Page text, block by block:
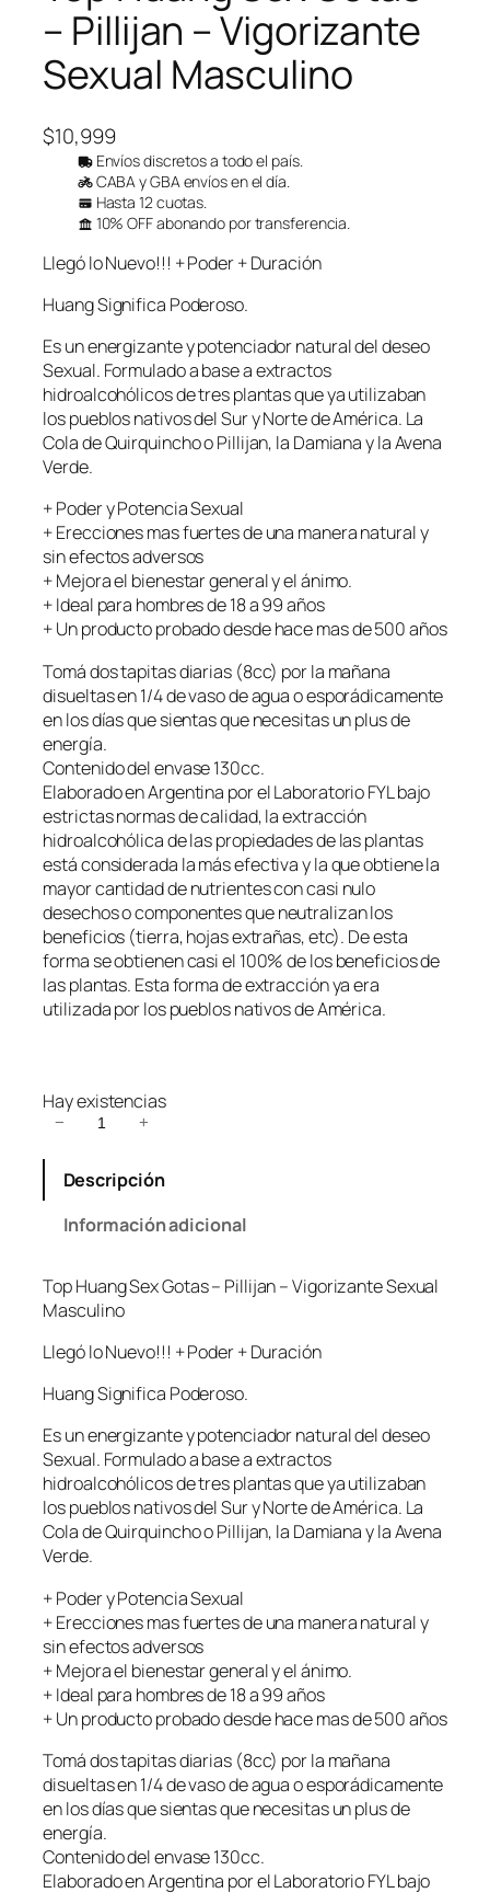
– Pillijan – Vigorizante
Sexual Masculino
$10,999
Envíos discretos a todo el país.
CABA y GBA envíos en el día.
Hasta 12 cuotas.
10% OFF abonando por transferencia.
Llegó lo Nuevo!!! + Poder + Duración
Huang Significa Poderoso.
Es un energizante y potenciador natural del deseo
Sexual. Formulado a base a extractos
hidroalcohólicos de tres plantas que ya utilizaban
los pueblos nativos del Sur y Norte de América. La
Cola de Quirquincho o Pillijan, la Damiana y la Avena
Verde.
+ Poder y Potencia Sexual
+ Erecciones mas fuertes de una manera natural y
sin efectos adversos
+ Mejora el bienestar general y el ánimo.
+ Ideal para hombres de 18 a 99 años
+ Un producto probado desde hace mas de 500 años
Tomá dos tapitas diarias (8cc) por la mañana
disueltas en 1/4 de vaso de agua o esporádicamente
en los días que sientas que necesitas un plus de
energía.
Contenido del envase 130cc.
Elaborado en Argentina por el Laboratorio FYL bajo
estrictas normas de calidad, la extracción
hidroalcohólica de las propiedades de las plantas
está considerada la más efectiva y la que obtiene la
mayor cantidad de nutrientes con casi nulo
desechos o componentes que neutralizan los
beneficios (tierra, hojas extrañas, etc). De esta
forma se obtienen casi el 100% de los beneficios de
las plantas. Esta forma de extracción ya era
utilizada por los pueblos nativos de América.
Hay existencias
H
g
S
e
x
G
t
a
s
–
P
i
l
i
j
a
n
–
V
g
o
r
i
− +
Descripción
Información adicional
Top Huang Sex Gotas – Pillijan – Vigorizante Sexual
Masculino
Llegó lo Nuevo!!! + Poder + Duración
Huang Significa Poderoso.
Es un energizante y potenciador natural del deseo
Sexual. Formulado a base a extractos
hidroalcohólicos de tres plantas que ya utilizaban
los pueblos nativos del Sur y Norte de América. La
Cola de Quirquincho o Pillijan, la Damiana y la Avena
Verde.
+ Poder y Potencia Sexual
+ Erecciones mas fuertes de una manera natural y
sin efectos adversos
+ Mejora el bienestar general y el ánimo.
+ Ideal para hombres de 18 a 99 años
+ Un producto probado desde hace mas de 500 años
Tomá dos tapitas diarias (8cc) por la mañana
disueltas en 1/4 de vaso de agua o esporádicamente
en los días que sientas que necesitas un plus de
energía.
Contenido del envase 130cc.
Elaborado en Argentina por el Laboratorio FYL bajo